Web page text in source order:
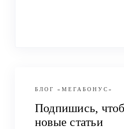
БЛОГ «МЕГАБОНУС»
Подпишись,
новые статьи